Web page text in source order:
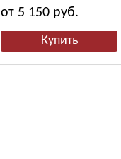
от 5 150 руб.